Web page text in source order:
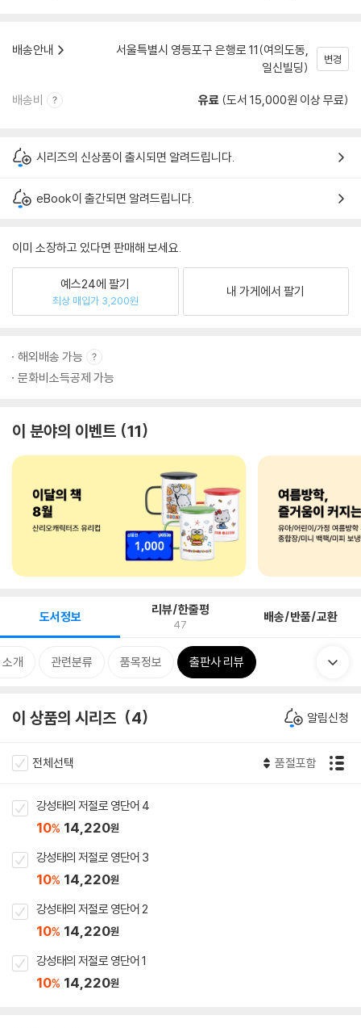
배송안내
서울특별시 영등포구 은행로 11(여의도동,
일신빌딩)
변경
배송비 유료 (도서 15,000원 이상 무료)
시리즈의 신상품이 출시되면 알려드립니다.
eBook이 출간되면 알려드립니다.
이미 소장하고 있다면 판매해 보세요.
예스24에 팔기
최상 매입가 3,200원
내 가게에서 팔기
해외배송 가능
문화비소득공제 가능
이 분야의 이벤트 11
도서정보 리뷰/한줄평
47 배송/반품/교환
개 관련분류 품목정보 출판사 리뷰
이 상품의 시리즈 4 알림신청
전체선택 품절포함
강성태의 저절로 영단어 4
10% 14,220원
강성태의 저절로 영단어 3
10% 14,220원
강성태의 저절로 영단어 2
10% 14,220원
강성태의 저절로 영단어 1
10% 14,220원